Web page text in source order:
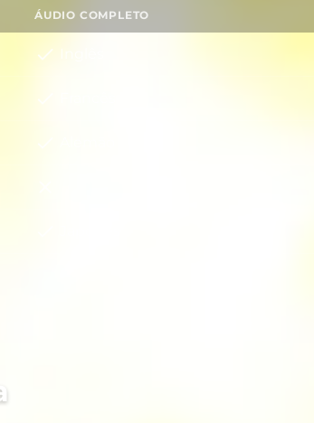
ÁUDIO COMPLETO
Inglês